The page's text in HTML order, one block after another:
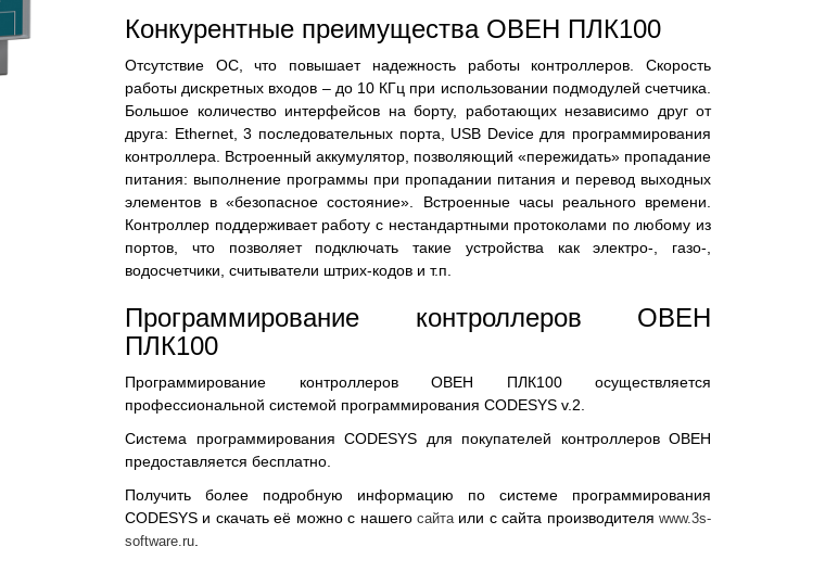
Конкурентные преимущества ОВЕН ПЛК100
Отсутствие ОС, что повышает надежность работы контроллеров. Скорость
работы дискретных входов – до 10 КГц при использовании подмодулей счетчика.
Большое количество интерфейсов на борту, работающих независимо друг от
друга: Ethernet, 3 последовательных порта, USB Device для программирования
контроллера. Встроенный аккумулятор, позволяющий «пережидать» пропадание
питания: выполнение программы при пропадании питания и перевод выходных
элементов в «безопасное состояние». Встроенные часы реального времени.
Контроллер поддерживает работу с нестандартными протоколами по любому из
портов, что позволяет подключать такие устройства как электро-, газо-,
водосчетчики, считыватели штрих-кодов и т.п.
Программирование контроллеров ОВЕН
ПЛК100
Программирование контроллеров ОВЕН ПЛК100 осуществляется
профессиональной системой программирования CODESYS v.2.
Система программирования CODESYS для покупателей контроллеров ОВЕН
предоставляется бесплатно.
Получить более подробную информацию по системе программирования
CODESYS и скачать её можно с нашего сайтаили с сайта производителяwww.3s-
software.ru